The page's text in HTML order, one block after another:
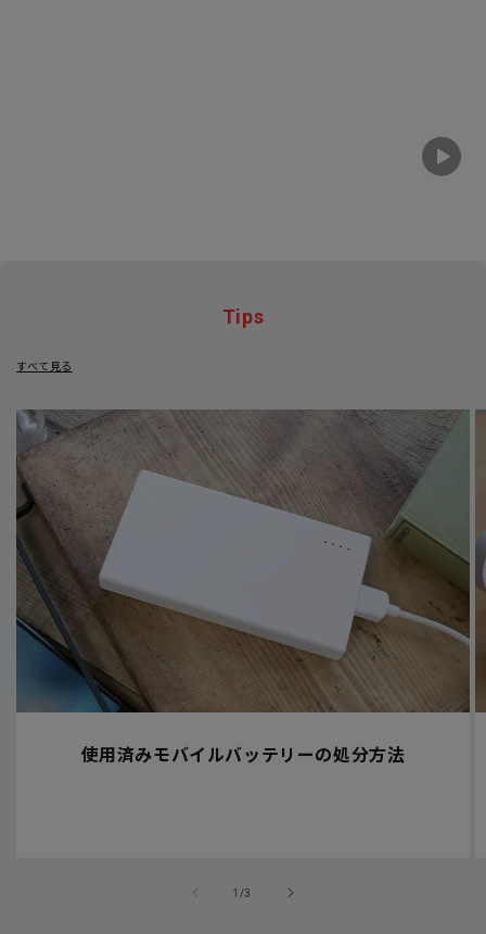
Tips
すべて見る
使用済みモバイルバッテリーの処分方法
1 /
の3